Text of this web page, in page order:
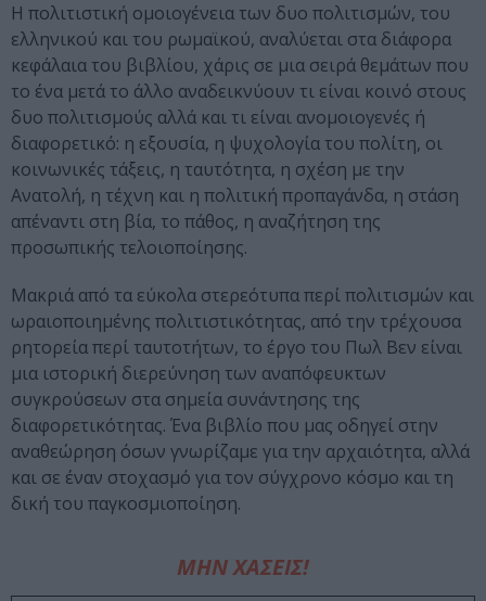
Η πολιτιστική ομοιογένεια των δυο πολιτισμών, του
ελληνικού και του ρωμαϊκού, αναλύεται στα διάφορα
κεφάλαια του βιβλίου, χάρις σε μια σειρά θεμάτων που
το ένα μετά το άλλο αναδεικνύουν τι είναι κοινό στους
δυο πολιτισμούς αλλά και τι είναι ανομοιογενές ή
διαφορετικό: η εξουσία, η ψυχολογία του πολίτη, οι
κοινωνικές τάξεις, η ταυτότητα, η σχέση με την
Ανατολή, η τέχνη και η πολιτική προπαγάνδα, η στάση
απέναντι στη βία, το πάθος, η αναζήτηση της
προσωπικής τελοιοποίησης.
Μακριά από τα εύκολα στερεότυπα περί πολιτισμών και
ωραιοποιημένης πολιτιστικότητας, από την τρέχουσα
ρητορεία περί ταυτοτήτων, το έργο του Πωλ Βεν είναι
μια ιστορική διερεύνηση των αναπόφευκτων
συγκρούσεων στα σημεία συνάντησης της
διαφορετικότητας. Ένα βιβλίο που μας οδηγεί στην
αναθεώρηση όσων γνωρίζαμε για την αρχαιότητα, αλλά
και σε έναν στοχασμό για τον σύγχρονο κόσμο και τη
δική του παγκοσμιοποίηση.
ΜΗΝ ΧΑΣΕΙΣ!